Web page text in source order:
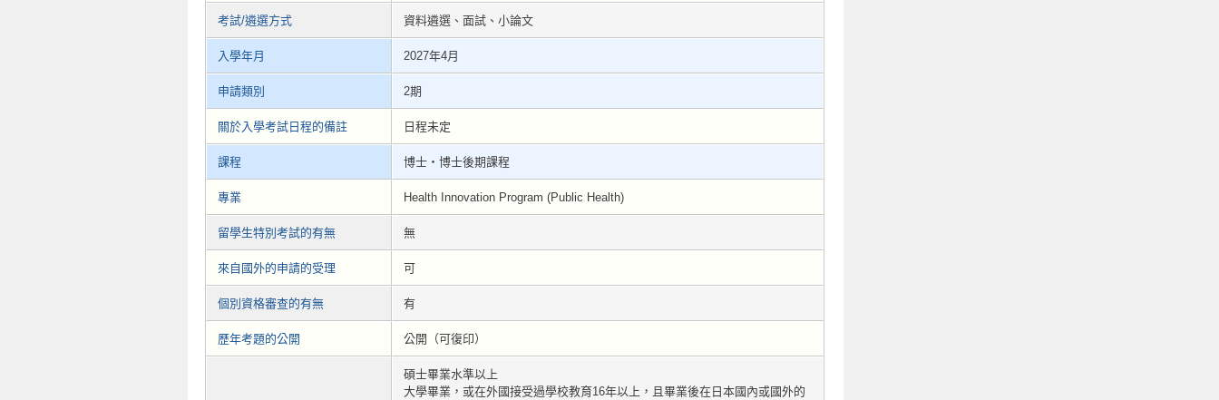
考試/遴選方式 資料遴選、面試、小論文
入學年月 2027年4月
申請類別 2期
關於入學考試日程的備註 日程未定
課程 博士・博士後期課程
專業 Health Innovation Program (Public Health)
留學生特別考試的有無 無
來自國外的申請的受理 可
個別資格審查的有無 有
歷年考題的公開 公開（可復印）
碩士畢業水準以上
大學畢業，或在外國接受過學校教育16年以上，且畢業後在日本國內或國外的